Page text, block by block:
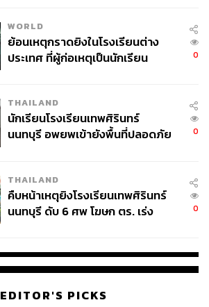
WORLD
ย้อนเหตุกราดยิงในโรงเรียนต่าง
ประเทศ ที่ผู้ก่อเหตุเป็นนักเรียน
0
THAILAND
นักเรียนโรงเรียนเทพศิรินทร์
นนทบุรี อพยพเข้ายังพื้นที่ปลอดภัย
0
THAILAND
คืบหน้าเหตุยิงโรงเรียนเทพศิรินทร์
นนทบุรี ดับ 6 ศพ โฆษก ตร. เร่ง
0
EDITOR'S PICKS